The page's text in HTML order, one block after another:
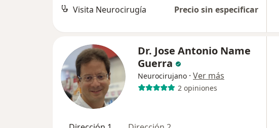
Visita Neurocirugía Precio sin especificar
Dr. Jose Antonio Name
Guerra
Neurocirujano · Ver más
2 opiniones